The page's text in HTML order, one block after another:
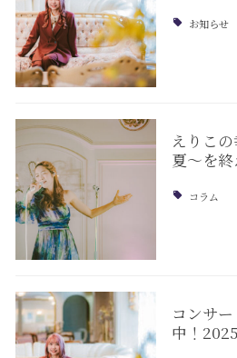
お知らせ
えりこ
夏〜を終
コラム
コンサ
中！